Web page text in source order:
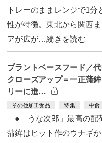
トレーのままレンジで1分
性が特徴。東北から関西ま
アが広が…続きを読む
プラントベースフード／代
クローズアップ＝一正蒲
リーに進…
その他加工食品 特集 中食
●「うな次郎」最高の
蒲鉾はヒット作のウナギ